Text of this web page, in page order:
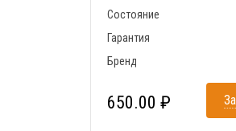
Состояние
Гарантия
Бренд
650.00 ₽